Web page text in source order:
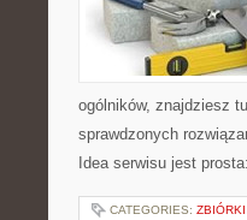
ogólników, znajdziesz
sprawdzonych
Idea serwisu jest
CATEGORIES: